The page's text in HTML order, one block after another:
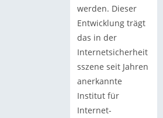
werden. Dieser
Entwicklung trägt
das in der
Internetsicherheit
sszene seit Jahren
anerkannte
Institut für
Internet-